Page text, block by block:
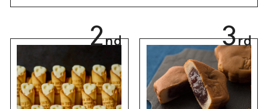
2nd 3rd